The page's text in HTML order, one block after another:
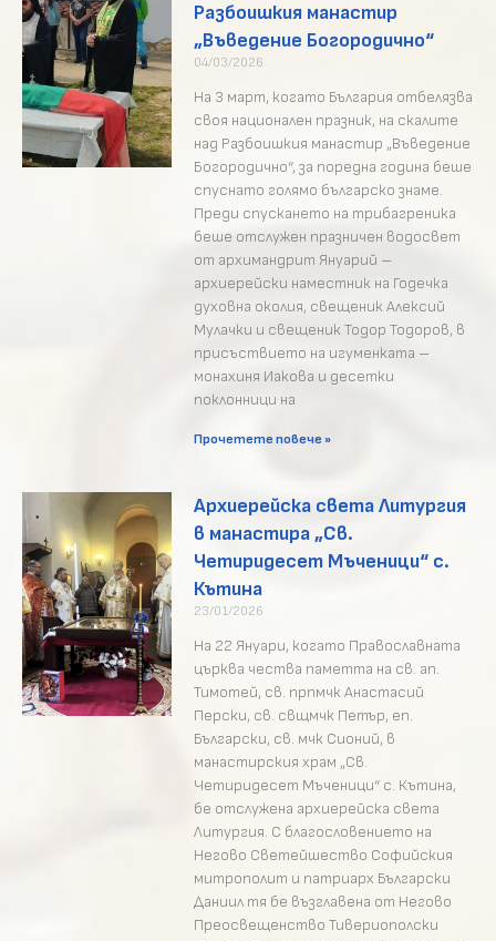
Разбоишкия манастир
„Въведение Богородично“
04/03/2026
На 3 март, когато България отбелязва
своя национален празник, на скалите
над Разбоишкия манастир „Въведение
Богородично“, за поредна година беше
спуснато голямо българско знаме.
Преди спускането на трибагреника
беше отслужен празничен водосвет
от архимандрит Януарий –
архиерейски наместник на Годечка
духовна околия, свещеник Алексий
Мулачки и свещеник Тодор Тодоров, в
присъствието на игуменката –
монахиня Иакова и десетки
поклонници на
Прочетете повече »
Архиерейска света Литургия
в манастира „Св.
Четиридесет Мъченици“ с.
Кътина
23/01/2026
На 22 Януари, когато Православната
църква чества паметта на св. ап.
Тимотей, св. прпмчк Анастасий
Перски, св. свщмчк Петър, еп.
Български, св. мчк Сионий, в
манастирския храм „Св.
Четиридесет Мъченици“ с. Кътина,
бе отслужена архиерейска света
Литургия. С благословението на
Негово Светейшество Софийския
митрополит и патриарх Български
Даниил тя бе възглавена от Негово
Преосвещенство Тивериополски